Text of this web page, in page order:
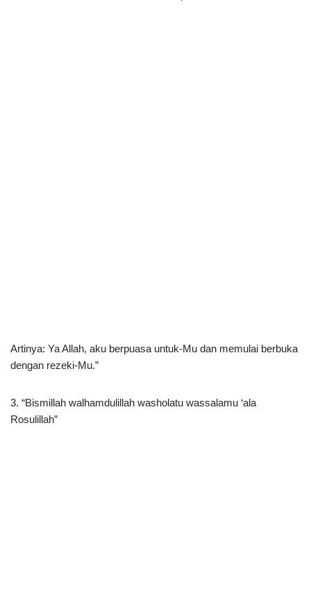
Artinya: Ya Allah, aku berpuasa untuk-Mu dan memulai berbuka
dengan rezeki-Mu.”
3. “Bismillah walhamdulillah washolatu wassalamu ‘ala
Rosulillah”